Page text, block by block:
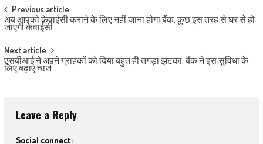
Post navigation
Previous article
अब आपको केवाईसी कराने के लिए नहीं जाना होगा बैंक, कुछ इस तरह से घर से हो
जाएगी केवाईसी
Next article
एसबीआई ने अपने ग्राहकों को दिया बहुत ही तगड़ा झटका, बैंक ने इस सुविधा के
लिए बढ़ाए चार्ज
Leave a Reply
Social connect: